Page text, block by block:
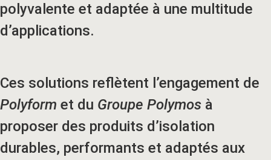
polyvalente et adaptée à une multitude
d’applications.
Ces solutions reflètent l’engagement de
Polyform et du Groupe Polymos à
proposer des produits d’isolation
durables, performants et adaptés aux